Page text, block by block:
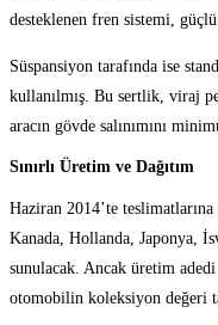
desteklenen fren sistemi,
Süspansiyon tarafında ise
kullanılmış. Bu sertlik, viraj
aracın gövde salınımını
Sınırlı Üretim ve Dağıtım
Haziran 2014’te
Kanada, Hollanda, Japonya,
sunulacak. Ancak üretim
otomobilin koleksiyon değeri